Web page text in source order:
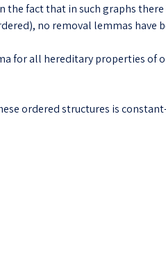
fact that in such graphs
no removal lemmas have
for all hereditary properties of
ordered structures is